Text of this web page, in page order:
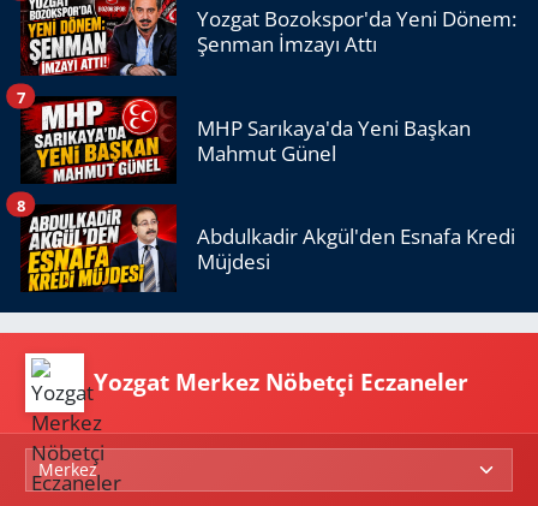
Yozgat Bozokspor'da Yeni Dönem:
Şenman İmzayı Attı
MHP Sarıkaya'da Yeni Başkan
Mahmut Günel
7
Abdulkadir Akgül'den Esnafa Kredi
Müjdesi
8
Yozgat Merkez Nöbetçi Eczaneler